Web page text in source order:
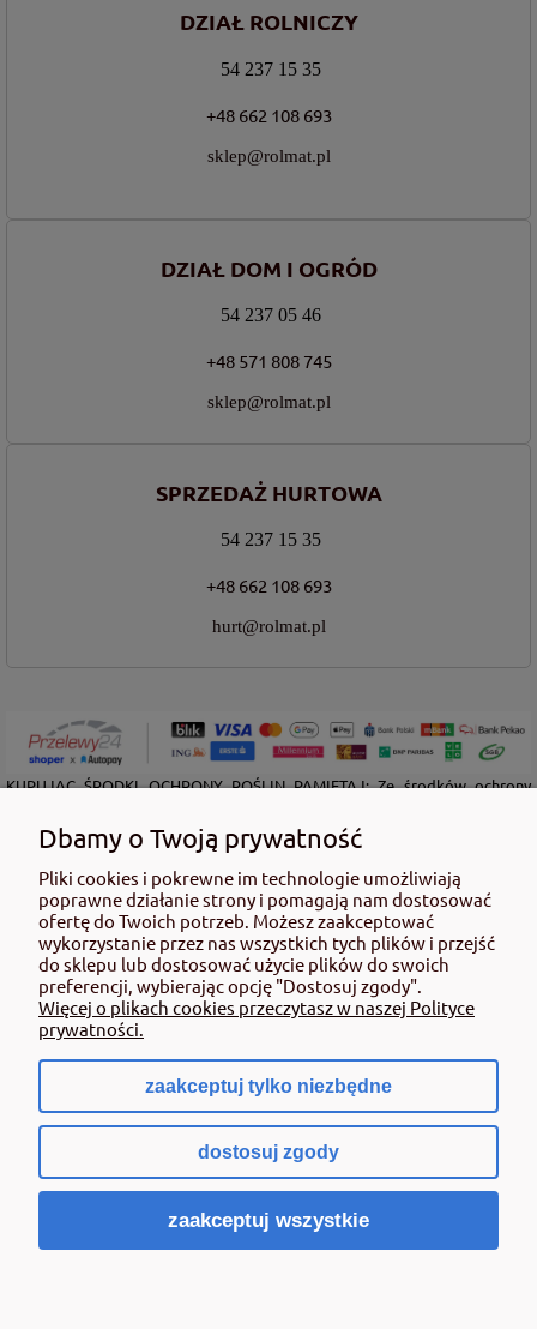
DZIAŁ ROLNICZY
54 237 15 35
+48 662 108 693
sklep@rolmat.pl
DZIAŁ DOM I OGRÓD
54 237 05 46
+48 571 808 745
sklep@rolmat.pl
SPRZEDAŻ HURTOWA
54 237 15 35
+48 662 108 693
hurt@rolmat.pl
KUPUJĄC ŚRODKI OCHRONY ROŚLIN PAMIĘTAJ: Ze środków ochrony
użyciem przeczytaj informacje zamieszczone w etykiecie i informacje
dotyczące produktu. Zwróć uwagę na zwroty wskazujące rodzaj zagrożenia
oraz przestrzegaj środków bezpieczeństwa zamieszczonych w etykiecie.
Środki ochrony roślin do użytku profesjonalnego mogą być nabyte tylko i
wyłącznie przez osoby pełnoletnie oraz posiadające kwalifikacje
wymagane od osób nabywających środki ochrony roślin określone w
ustawie (art. 28 Ustawy z dn. 8 marca 2013 r. o Środkach Ochrony Roślin Dz.
Ustw 2020 poz.2097 z pózn. zm.) Niespełnienie powyższych warunków jest
złamaniem regulaminu sklepu.
pokaż pełną wersję strony
Sklep internetowy Shoper.pl
Dbamy o Twoją prywatność
Pliki cookies i pokrewne im technologie umożliwiają
poprawne działanie strony i pomagają nam dostosować
ofertę do Twoich potrzeb. Możesz zaakceptować
wykorzystanie przez nas wszystkich tych plików i przejść
do sklepu lub dostosować użycie plików do swoich
preferencji, wybierając opcję "Dostosuj zgody".
Więcej o plikach cookies przeczytasz w naszej Polityce
prywatności.
zaakceptuj tylko niezbędne
dostosuj zgody
zaakceptuj wszystkie